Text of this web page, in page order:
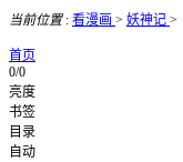
当前位置: 看漫画 > 妖神记 >
首页
0/0
亮度
书签
目录
自动